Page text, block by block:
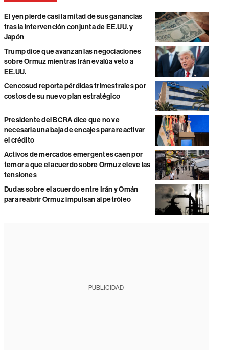
El yen pierde casi la mitad de sus ganancias
tras la intervención conjunta de EE.UU. y
Japón
Trump dice que avanzan las negociaciones
sobre Ormuz mientras Irán evalúa veto a
EE.UU.
Cencosud reporta pérdidas trimestrales por
costos de su nuevo plan estratégico
Presidente del BCRA dice que no ve
necesaria una baja de encajes para reactivar
el crédito
Activos de mercados emergentes caen por
temor a que el acuerdo sobre Ormuz eleve las
tensiones
Dudas sobre el acuerdo entre Irán y Omán
para reabrir Ormuz impulsan al petróleo
PUBLICIDAD